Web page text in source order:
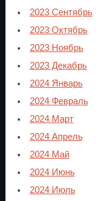
2023 Сентябрь
2023 Октябрь
2023 Ноябрь
2023 Декабрь
2024 Январь
2024 Февраль
2024 Март
2024 Апрель
2024 Май
2024 Июнь
2024 Июль